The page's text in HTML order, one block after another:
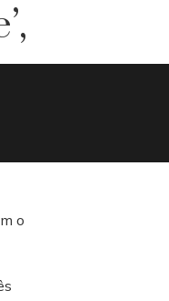
o